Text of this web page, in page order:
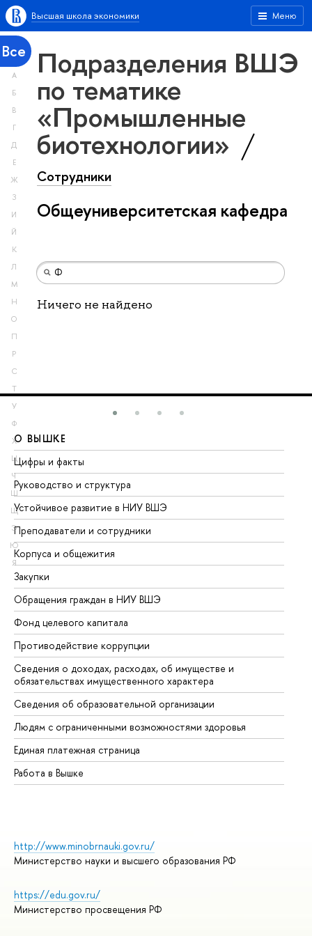
Меню
Высшая школа экономики
Все
А
Б
В
Г
Д
Е
Ж
З
И
Й
К
Л
М
Н
О
П
Р
С
Т
У
Ф
Х
Ц
Ч
Ш
Щ
Э
Ю
Я
Подразделения ВШЭ
по тематике
«Промышленные
биотехнологии»
Сотрудники
Общеуниверситетская кафедра
Ничего не найдено
О ВЫШКЕ
Цифры и факты
Руководство и структура
Устойчивое развитие в НИУ ВШЭ
Преподаватели и сотрудники
Корпуса и общежития
Закупки
Обращения граждан в НИУ ВШЭ
Фонд целевого капитала
Противодействие коррупции
Сведения о доходах, расходах, об имуществе и
обязательствах имущественного характера
Сведения об образовательной организации
Людям с ограниченными возможностями здоровья
Единая платежная страница
Работа в Вышке
http://www.minobrnauki.gov.ru/
Министерство науки и высшего образования РФ
https://edu.gov.ru/
Министерство просвещения РФ